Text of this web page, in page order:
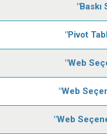
"Pivot
"Web
"Web
"Web